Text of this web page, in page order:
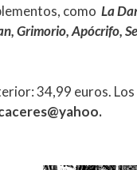
como La
Grimorio, Apócrifo,
34,99 euros.